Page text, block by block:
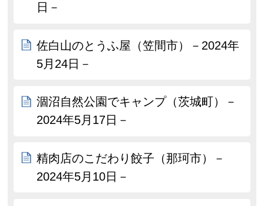
日－
佐白山のとうふ屋（笠間市）－2024年
5月24日－
涸沼自然公園でキャンプ（茨城町）－
2024年5月17日－
精肉店のこだわり餃子（那珂市）－
2024年5月10日－